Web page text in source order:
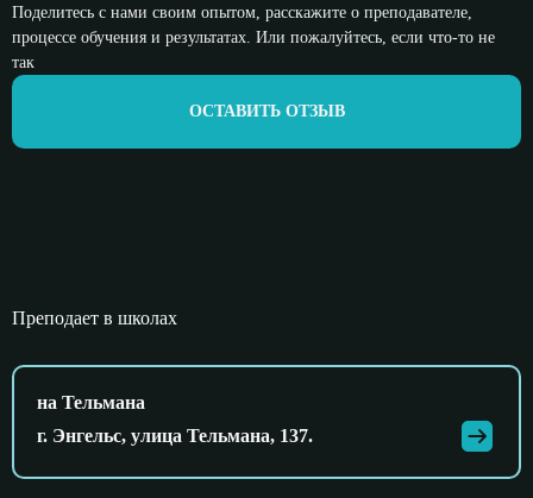
Поделитесь с нами своим опытом, расскажите о преподавателе,
процессе обучения и результатах. Или пожалуйтесь, если что-то не
так
ОСТАВИТЬ ОТЗЫВ
Преподает в школах
на Тельмана
г. Энгельс, улица Тельмана, 137.